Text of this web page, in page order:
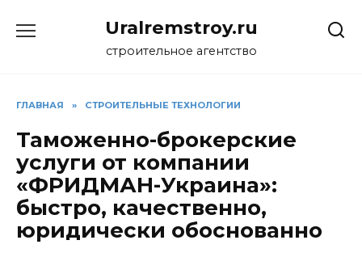
Uralremstroy.ru
строительное агентство
ГЛАВНАЯ » СТРОИТЕЛЬНЫЕ ТЕХНОЛОГИИ
Таможенно-брокерские
услуги от компании
«ФРИДМАН-Украина»:
быстро, качественно,
юридически обоснованно